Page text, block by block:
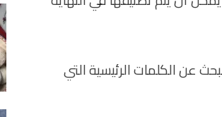
عن الكلمات الرئيسية التي